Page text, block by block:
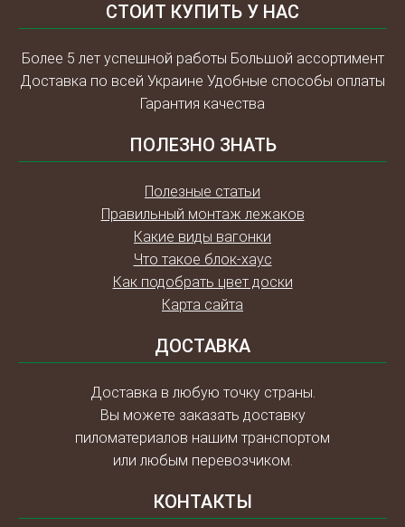
СТОИТ КУПИТЬ У НАС
Более 5 лет успешной работы Большой ассортимент
Доставка по всей Украине Удобные способы оплаты
Гарантия качества
ПОЛЕЗНО ЗНАТЬ
Полезные статьи
Правильный монтаж лежаков
Какие виды вагонки
Что такое блок-хаус
Как подобрать цвет доски
Карта сайта
ДОСТАВКА
Доставка в любую точку страны.
Вы можете заказать доставку
пиломатериалов нашим транспортом
или любым перевозчиком.
КОНТАКТЫ